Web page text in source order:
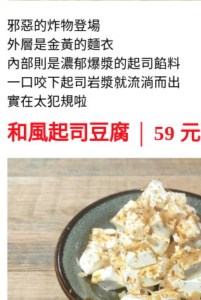
邪惡的炸物登場
外層是金黃的麵衣
內部則是濃郁爆漿的起司餡料
一口咬下起司岩漿就流淌而出
實在太犯規啦
和風起司豆腐 │ 59 元